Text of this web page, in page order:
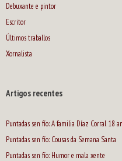
Debuxante e pintor
Escritor
Últimos traballos
Xornalista
Artigos recentes
Puntadas sen fío: A familia Díaz Corral 18
Puntadas sen fío: Cousas da Semana Santa
Puntadas sen fío: Humor e mala xente